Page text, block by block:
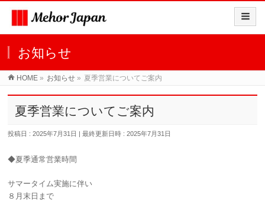
お知らせ
HOME » お知らせ » 夏季営業についてご案内
夏季営業についてご案内
投稿日 : 2025年7月31日 最終更新日時 : 2025年7月31日
◆夏季通常営業時間
サマータイム実施に伴い
８月末日まで